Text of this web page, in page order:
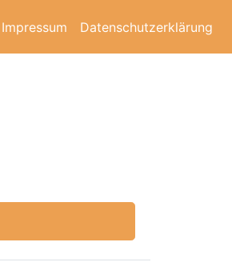
Impressum Datenschutzerklärung